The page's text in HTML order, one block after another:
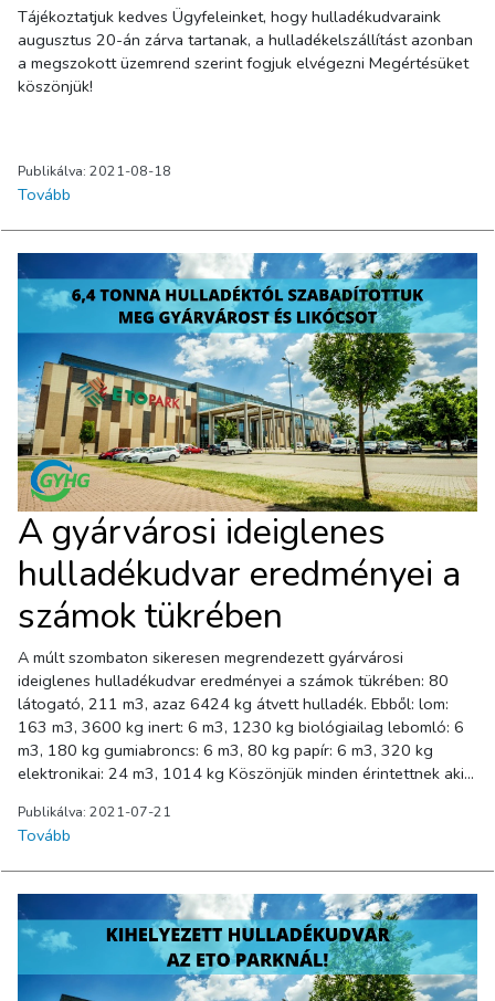
Tájékoztatjuk kedves Ügyfeleinket, hogy hulladékudvaraink
augusztus 20-án zárva tartanak, a hulladékelszállítást azonban
a megszokott üzemrend szerint fogjuk elvégezni Megértésüket
köszönjük!
Publikálva: 2021-08-18
Tovább
A gyárvárosi ideiglenes
hulladékudvar eredményei a
számok tükrében
A múlt szombaton sikeresen megrendezett gyárvárosi
ideiglenes hulladékudvar eredményei a számok tükrében: 80
látogató, 211 m3, azaz 6424 kg átvett hulladék. Ebből: lom:
163 m3, 3600 kg inert: 6 m3, 1230 kg biológiailag lebomló: 6
m3, 180 kg gumiabroncs: 6 m3, 80 kg papír: 6 m3, 320 kg
elektronikai: 24 m3, 1014 kg Köszönjük minden érintettnek aki
Publikálva: 2021-07-21
Tovább